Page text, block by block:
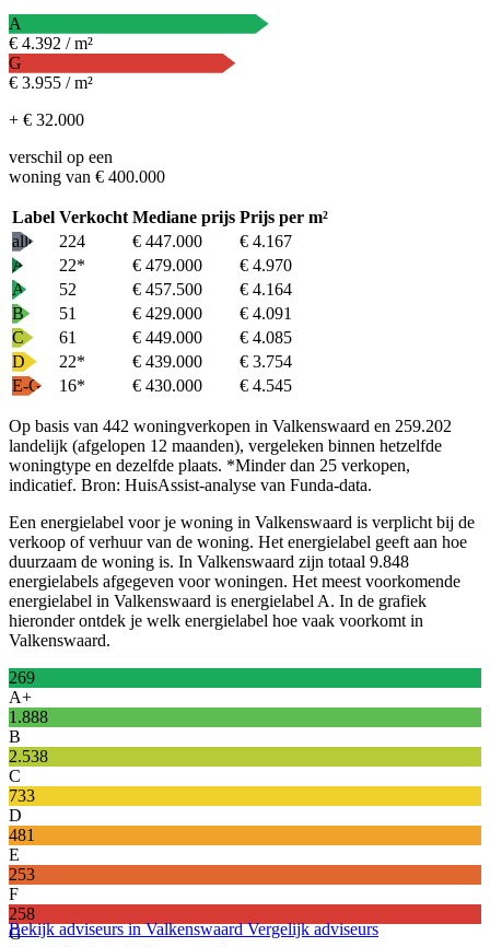
A
€ 4.392 / m²
G
€ 3.955 / m²
+ € 32.000
verschil op een
woning van € 400.000
Label Verkocht Mediane prijs Prijs per m²
alle
224 € 447.000
€ 4.167
A+
22* € 479.000
€ 4.970
A
52 € 457.500
€ 4.164
B
51 € 429.000
€ 4.091
C
61 € 449.000
€ 4.085
D
22* € 439.000
€ 3.754
E-G
16* € 430.000 € 4.545
Op basis van 442 woningverkopen in Valkenswaard en 259.202
landelijk (afgelopen 12 maanden), vergeleken binnen hetzelfde
woningtype en dezelfde plaats. *Minder dan 25 verkopen,
indicatief. Bron: HuisAssist-analyse van Funda-data.
Een energielabel voor je woning in Valkenswaard is verplicht bij de
verkoop of verhuur van de woning. Het energielabel geeft aan hoe
duurzaam de woning is. In Valkenswaard zijn totaal 9.848
energielabels afgegeven voor woningen. Het meest voorkomende
energielabel in Valkenswaard is energielabel A. In de grafiek
hieronder ontdek je welk energielabel hoe vaak voorkomt in
Valkenswaard.
269
A+
1.888
B
2.538
C
733
D
481
E
253
F
258
G
Bekijk adviseurs in ValkenswaardVergelijk adviseurs